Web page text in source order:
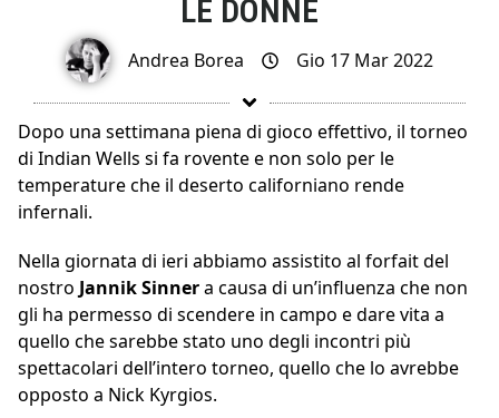
LE DONNE
Andrea Borea Gio 17 Mar 2022
Dopo una settimana piena di gioco effettivo, il torneo
di Indian Wells si fa rovente e non solo per le
temperature che il deserto californiano rende
infernali.
Nella giornata di ieri abbiamo assistito al forfait del
nostro JannikSinnera causa di un’influenza che non
gli ha permesso di scendere in campo e dare vita a
quello che sarebbe stato uno degli incontri più
spettacolari dell’intero torneo, quello che lo avrebbe
opposto a Nick Kyrgios.